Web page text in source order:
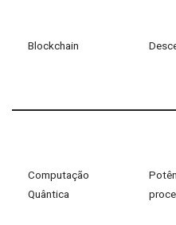
Blockchain
Computação
Quântica